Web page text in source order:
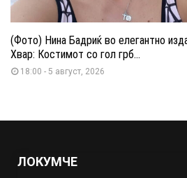
(Фото) Нина Бадриќ во елегантно
Хвар: Костимот со гол грб...
18:00 - 5 август, 2026
ЛОКУМЧЕ